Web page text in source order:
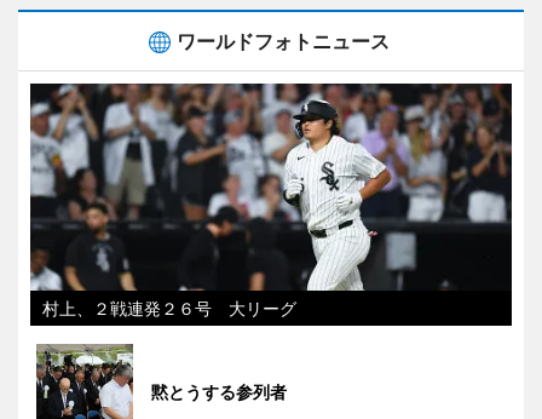
ワールドフォトニュース
村上、２戦連発２６号 大リーグ
黙とうする参列者